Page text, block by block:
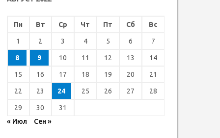
Пн Вт Ср Чт Пт Сб Вс
1 2 3 4 5 6 7
8 9 10 11 12 13 14
15 16 17 18 19 20 21
22 23 24 25 26 27 28
29 30
31
« Июл
Сен »